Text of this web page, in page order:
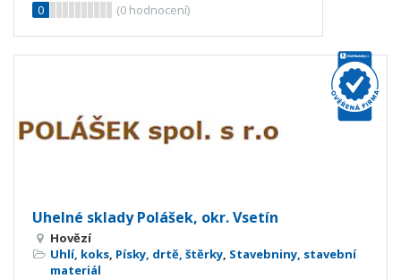
0
(0 hodnocení)
Uhelné sklady Polášek, okr. Vsetín
Hovězí
Uhlí, koks, Písky, drtě, štěrky, Stavebniny, stavební
materiál